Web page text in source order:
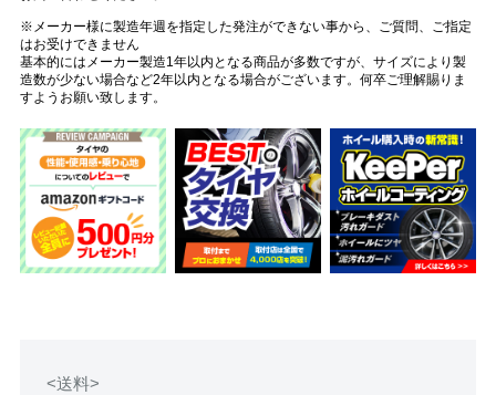
※メーカー様に製造年週を指定した発注ができない事から、ご質問、ご指定
はお受けできません
基本的にはメーカー製造1年以内となる商品が多数ですが、サイズにより製
造数が少ない場合など2年以内となる場合がございます。何卒ご理解賜りま
すようお願い致します。
<送料>